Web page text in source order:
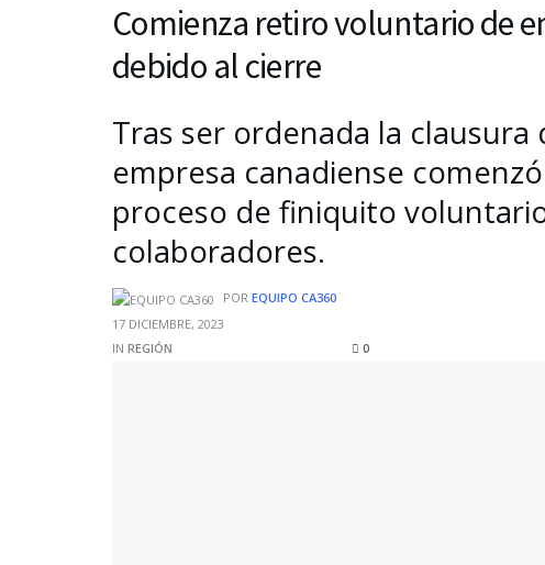
Comienza retiro voluntario de
debido al cierre
Tras ser ordenada la clausura
empresa canadiense
proceso de finiquito
colaboradores.
POR EQUIPO CA360
17 DICIEMBRE, 2023
IN REGIÓN 0